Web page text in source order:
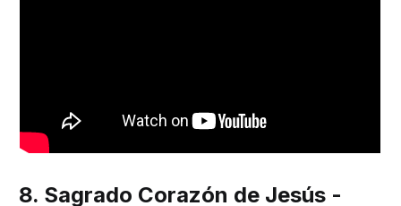
8. Sagrado Corazón de Jesús -